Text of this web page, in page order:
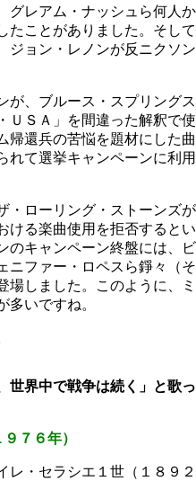
グレアム・ナッシュら何人か
たことがありました。そして
ジョン・レノンが反ニクソン
が、ブルース・スプリングス
ＵＳＡ」を間違った解釈で使
帰還兵の苦悩を題材にした曲
れて選挙キャンペーンに利用
・ローリング・ストーンズが
ける楽曲使用を拒否するとい
のキャンペーン終盤には、ビ
ニファー・ロペスら錚々（そ
場しました。このように、ミ
多いですね。
世界中で戦争は続く」と歌っ
７６年）
レ・セラシエ１世（１８９２